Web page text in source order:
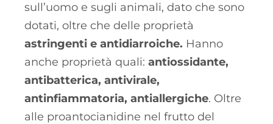
sull’uomo e sugli animali, dato che sono
dotati, oltre che delle proprietà
astringenti e antidiarroiche. Hanno
anche proprietà quali: antiossidante,
antibatterica, antivirale,
antinfiammatoria, antiallergiche. Oltre
alle proantocianidine nel frutto del